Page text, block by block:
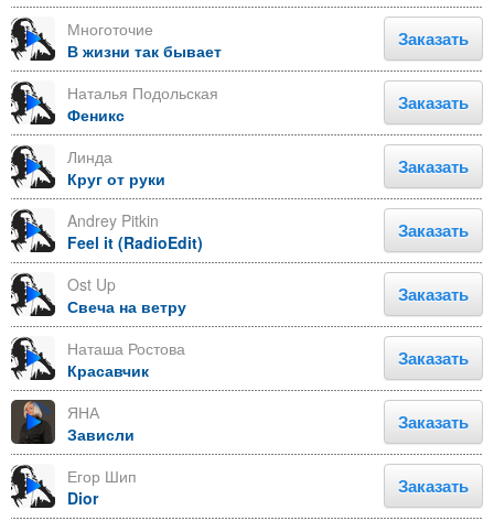
Многоточие
В жизни так бывает
Заказать
Наталья Подольская
Феникс
Заказать
Линда
Круг от руки
Заказать
Andrey Pitkin
Feel it (RadioEdit)
Заказать
Ost Up
Свеча на ветру
Заказать
Наташа Ростова
Красавчик
Заказать
ЯНА
Зависли
Заказать
Егор Шип
Dior
Заказать